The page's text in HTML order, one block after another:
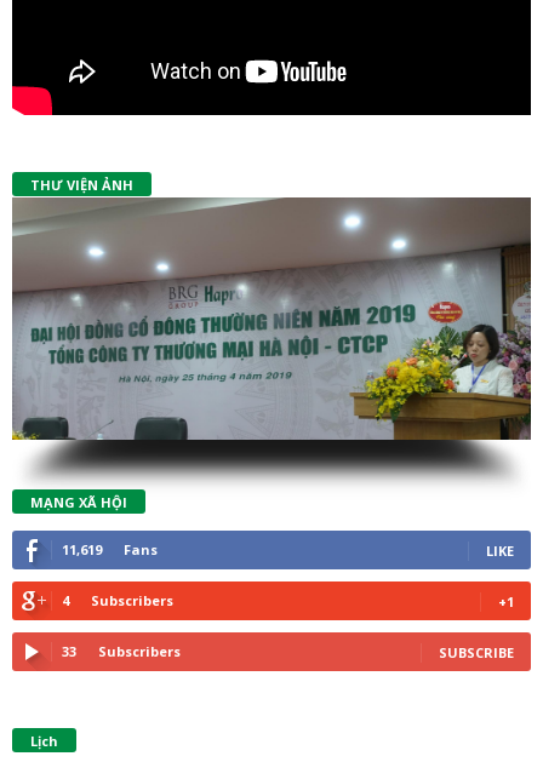
THƯ VIỆN ẢNH
MẠNG XÃ HỘI
11,619 Fans LIKE
4 Subscribers +1
33 Subscribers SUBSCRIBE
Lịch